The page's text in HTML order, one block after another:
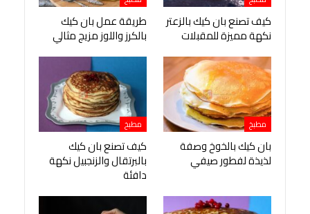
كيف تصنع بان كيك بالزعتر
نكهة مميزة للمقبلات
طريقة عمل بان كيك
بالكرز واللوز مزيج مثالي
مطبخ
بان كيك بالخوخ وصفة
لذيذة لفطور صيفي
مطبخ
كيف تصنع بان كيك
بالبرتقال والزنجبيل نكهة
دافئة